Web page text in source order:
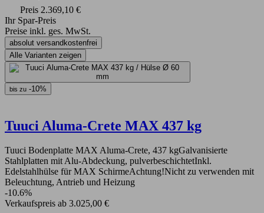
Preis 2.369,10 €
Ihr Spar-Preis
Preise inkl. ges. MwSt.
absolut versandkostenfrei
Alle Varianten zeigen
bis zu -10%
Tuuci Aluma-Crete MAX 437 kg
Tuuci Bodenplatte MAX Aluma-Crete, 437 kgGalvanisierte
Stahlplatten mit Alu-Abdeckung, pulverbeschichtetInkl.
Edelstahlhülse für MAX SchirmeAchtung!Nicht zu verwenden mit
Beleuchtung, Antrieb und Heizung
-10.6%
Verkaufspreis ab 3.025,00 €